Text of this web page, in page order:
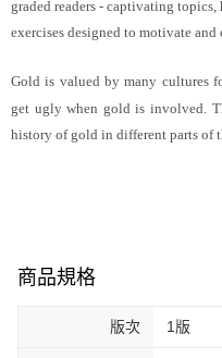
graded readers - captivating
exercises designed to motivate and
Gold is valued by many cultures
get ugly when gold is involved.
history of gold in different parts of
商品規格
版次 1版